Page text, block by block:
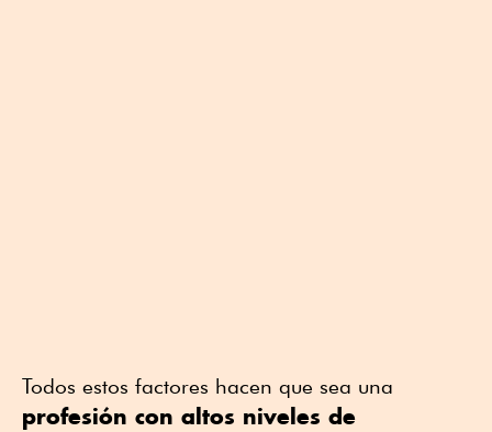
Todos estos factores hacen que sea una
profesión con altos niveles de